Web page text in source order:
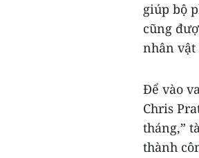
giúp bộ
cũng
nhân
Để vào
Chris
tháng,”
thành